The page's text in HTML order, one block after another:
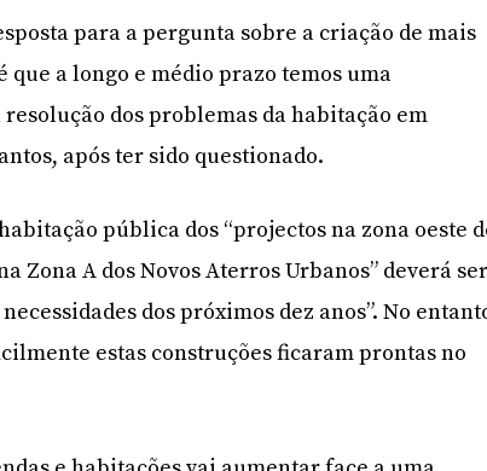
para a pergunta sobre a criação de mais
que a longo e médio prazo temos uma
dos problemas da habitação em
após ter sido questionado.
pública dos “projectos na zona oeste
Zona A dos Novos Aterros Urbanos” deverá
dos próximos dez anos”. No
estas construções ficaram prontas no